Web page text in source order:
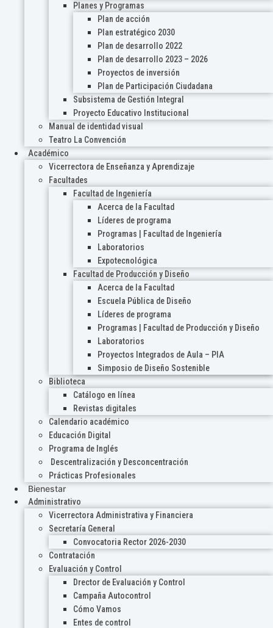
Planes y Programas
Plan de acción
Plan estratégico 2030
Plan de desarrollo 2022
Plan de desarrollo 2023 – 2026
Proyectos de inversión
Plan de Participación Ciudadana
Subsistema de Gestión Integral
Proyecto Educativo Institucional
Manual de identidad visual
Teatro La Convención
Académico
Vicerrectora de Enseñanza y Aprendizaje
Facultades
Facultad de Ingeniería
Acerca de la Facultad
Líderes de programa
Programas | Facultad de Ingeniería
Laboratorios
Expotecnológica
Facultad de Producción y Diseño
Acerca de la Facultad
Escuela Pública de Diseño
Líderes de programa
Programas | Facultad de Producción y Diseño
Laboratorios
Proyectos Integrados de Aula – PIA
Simposio de Diseño Sostenible
Biblioteca
Catálogo en línea
Revistas digitales
Calendario académico
Educación Digital
Programa de Inglés
Descentralización y Desconcentración
Prácticas Profesionales
Bienestar
Administrativo
Vicerrectora Administrativa y Financiera
Secretaría General
Convocatoria Rector 2026-2030
Contratación
Evaluación y Control
Drector de Evaluación y Control
Campaña Autocontrol
Cómo Vamos
Entes de control